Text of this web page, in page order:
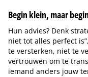
Begin klein, maar
Hun advies? Denk
niet tot alles perfect
te versterken, niet te
vertrouwen om te
iemand anders jouw